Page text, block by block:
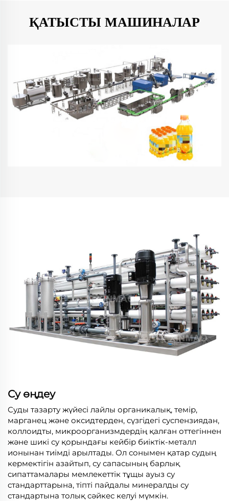
ҚАТЫСТЫ МАШИНАЛАР
Су өңдеу
Суды тазарту жүйесі лайлы органикалық, темір,
марганец және оксидтерден, сүзгідегі суспензиядан,
коллоидты, микроорганизмдердің қалған оттегіннен
және шикі су қорындағы кейбір биіктік-металл
ионынан тиімді арылтады. Ол сонымен қатар судың
кермектігін азайтып, су сапасының барлық
сипаттамалары мемлекеттік тұщы ауыз су
стандарттарына, тіпті пайдалы минералды су
стандартына толық сәйкес келуі мүмкін.